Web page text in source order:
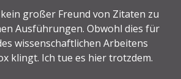
großer Freund von Zitaten zu
Ausführungen. Obwohl dies für
wissenschaftlichen Arbeitens
klingt. Ich tue es hier trotzdem.